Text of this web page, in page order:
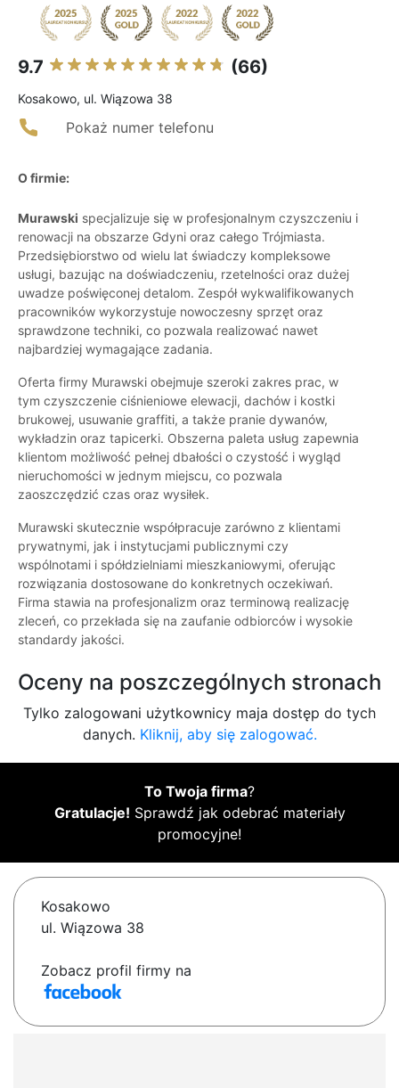
9.7 (66)
Kosakowo, ul. Wiązowa 38
Pokaż numer telefonu
O firmie:
Murawski specjalizuje się w profesjonalnym czyszczeniu i
renowacji na obszarze Gdyni oraz całego Trójmiasta.
Przedsiębiorstwo od wielu lat świadczy kompleksowe
usługi, bazując na doświadczeniu, rzetelności oraz dużej
uwadze poświęconej detalom. Zespół wykwalifikowanych
pracowników wykorzystuje nowoczesny sprzęt oraz
sprawdzone techniki, co pozwala realizować nawet
najbardziej wymagające zadania.
Oferta firmy Murawski obejmuje szeroki zakres prac, w
tym czyszczenie ciśnieniowe elewacji, dachów i kostki
brukowej, usuwanie graffiti, a także pranie dywanów,
wykładzin oraz tapicerki. Obszerna paleta usług zapewnia
klientom możliwość pełnej dbałości o czystość i wygląd
nieruchomości w jednym miejscu, co pozwala
zaoszczędzić czas oraz wysiłek.
Murawski skutecznie współpracuje zarówno z klientami
prywatnymi, jak i instytucjami publicznymi czy
wspólnotami i spółdzielniami mieszkaniowymi, oferując
rozwiązania dostosowane do konkretnych oczekiwań.
Firma stawia na profesjonalizm oraz terminową realizację
zleceń, co przekłada się na zaufanie odbiorców i wysokie
standardy jakości.
Oceny na poszczególnych stronach
Tylko zalogowani użytkownicy maja dostęp do tych
danych. Kliknij, aby się zalogować.
To Twoja firma?
Gratulacje! Sprawdź jak odebrać materiały
promocyjne!
Kosakowo
ul. Wiązowa 38
Zobacz profil firmy na